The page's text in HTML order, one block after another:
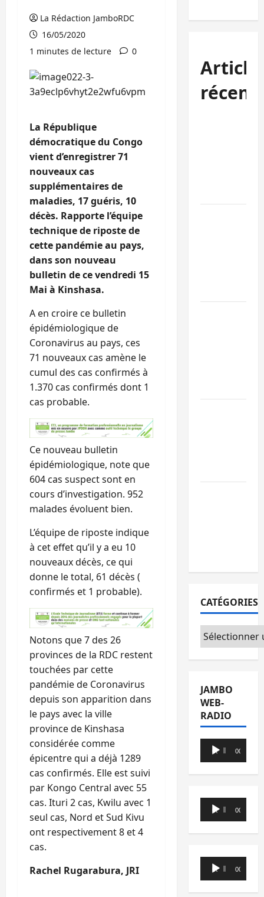
La Rédaction JamboRDC
16/05/2020
1 minutes de lecture
0
La République
démocratique du Congo
vient d’enregistrer 71
nouveaux cas
supplémentaires de
maladies, 17 guéris, 10
décès. Rapporte l’équipe
technique de riposte de
cette pandémie au pays,
dans son nouveau
bulletin de ce vendredi 15
Mai à Kinshasa.
A en croire ce bulletin
épidémiologique de
Coronavirus au pays, ces
71 nouveaux cas amène le
cumul des cas confirmés à
1.370 cas confirmés dont 1
cas probable.
Ce nouveau bulletin
épidémiologique, note que
604 cas suspect sont en
cours d’investigation. 952
malades évoluent bien.
L’équipe de riposte indique
à cet effet qu’il y a eu 10
nouveaux décès, ce qui
donne le total, 61 décès (
confirmés et 1 probable).
Notons que 7 des 26
provinces de la RDC restent
touchées par cette
pandémie de Coronavirus
depuis son apparition dans
le pays avec la ville
province de Kinshasa
considérée comme
épicentre qui a déjà 1289
cas confirmés. Elle est suivi
par Kongo Central avec 55
cas. Ituri 2 cas, Kwilu avec 1
seul cas, Nord et Sud Kivu
ont respectivement 8 et 4
cas.
Rachel Rugarabura, JRI
CATÉGORIES
Catégories
JAMBO
WEB-
RADIO
Lecteur
audio
00:00 00:00
Lecteur
audio
00:00 00:00
Lecteur
audio
00:00 00:00